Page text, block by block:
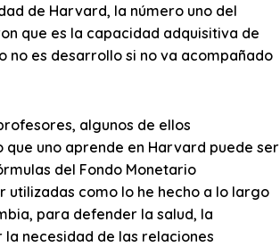
de Harvard, la número uno del
que es la capacidad adquisitiva de
no es desarrollo si no va acompañado
algunos de ellos
uno aprende en Harvard puede ser
del Fondo Monetario
utilizadas como lo he hecho a lo largo
para defender la salud, la
necesidad de las relaciones